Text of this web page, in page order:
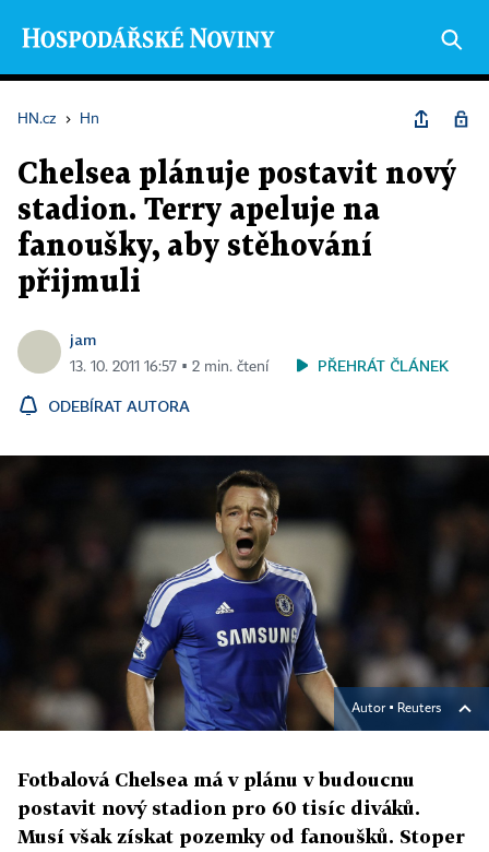
HN.cz › Hn
Chelsea plánuje postavit nový
stadion. Terry apeluje na
fanoušky, aby stěhování
přijmuli
jam
13. 10. 2011 16:57 ▪ 2 min. čtení PŘEHRÁT ČLÁNEK
ODEBÍRAT AUTORA
Autor ▪ Reuters
Fotbalová Chelsea má v plánu v budoucnu
postavit nový stadion pro 60 tisíc diváků.
Musí však získat pozemky od fanoušků. Stoper